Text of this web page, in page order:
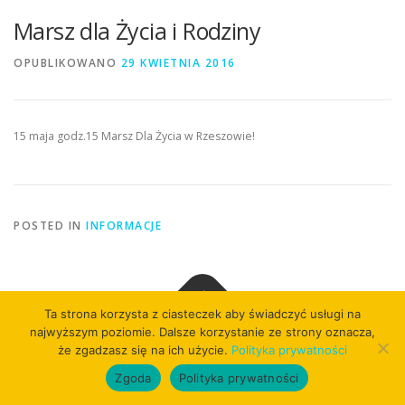
Marsz dla Życia i Rodziny
OPUBLIKOWANO 29 KWIETNIA 2016
15 maja godz.15 Marsz Dla Życia w Rzeszowie!
POSTED IN INFORMACJE
Copyright © 2026
Ta strona korzysta z ciasteczek aby świadczyć usługi na
najwyższym poziomie. Dalsze korzystanie ze strony oznacza,
że zgadzasz się na ich użycie. Polityka prywatności
Zgoda
Polityka prywatności